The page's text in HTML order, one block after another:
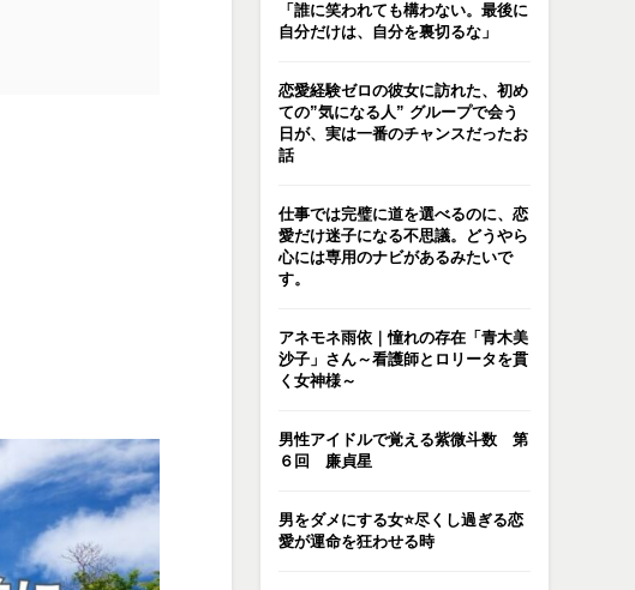
「誰に笑われても構わない。最後に
自分だけは、自分を裏切るな」
恋愛経験ゼロの彼女に訪れた、初め
ての”気になる人” グループで会う
日が、実は一番のチャンスだったお
話
仕事では完璧に道を選べるのに、恋
愛だけ迷子になる不思議。どうやら
心には専用のナビがあるみたいで
す。
アネモネ雨依｜憧れの存在「青木美
沙子」さん～看護師とロリータを貫
く女神様～
男性アイドルで覚える紫微斗数 第
６回 廉貞星
男をダメにする女⭐️尽くし過ぎる恋
愛が運命を狂わせる時